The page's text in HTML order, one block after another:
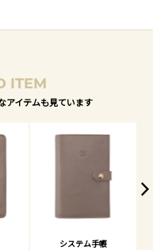
ITEM
アイテムも見ています
システム手帳